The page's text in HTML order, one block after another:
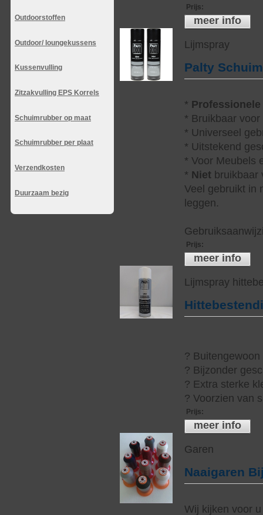
Outdoorstoffen
Outdoor/ loungekussens
Kussenvulling
Zitzakvulling EPS Korrels
Schuimrubber op maat
Schuimrubber per plaat
Verzendkosten
Duurzaam bezig
Prijs:
meer info
Lijmspray
Palty
* Professionele
* Bruikbaar
* Universeel
* Uitstekend
* Voor Meubels
* Niet bruikbaar
Veel gebruikt in
leggen.
Prijs:
meer info
Lijmspray
?
? Bijzonder
? Extra sterke
? Voorzien van
Prijs:
meer info
Garen
Naaigaren
Wij kijken voor